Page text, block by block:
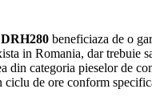
beneficiaza de o
in Romania, dar trebuie
din categoria pieselor de
ciclu de ore conform